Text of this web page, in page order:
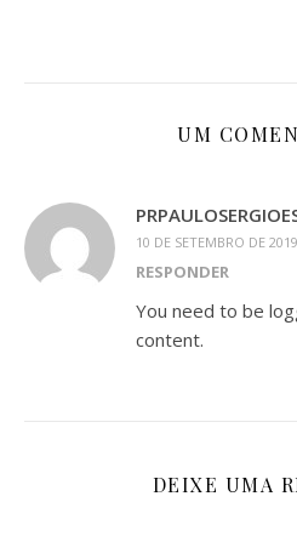
UM
10 DE SETEMBRO DE
RESPONDER
You need to be
content.
DEIXE UMA